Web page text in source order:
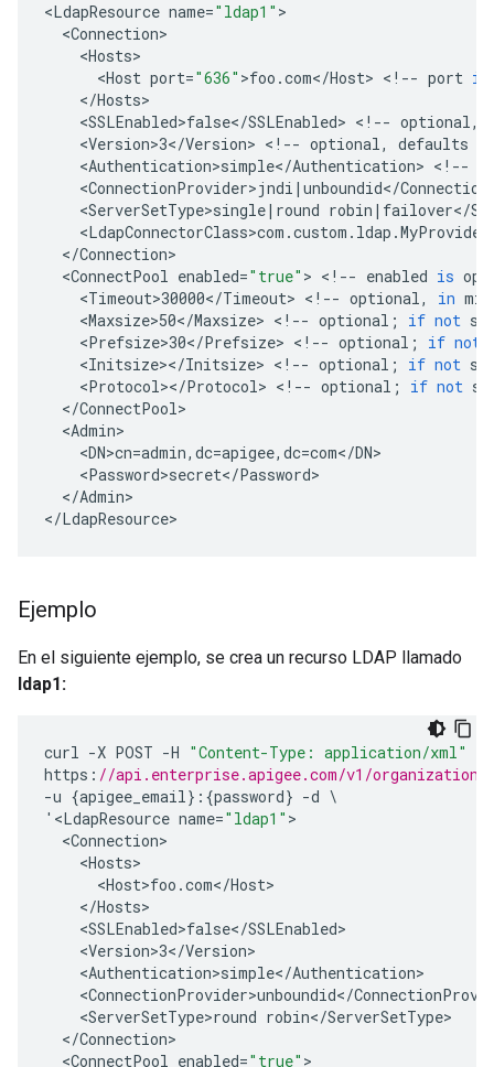
<LdapResource name="ldap1"
<Connection
<Hosts>
<Host port="636" >foo .com</Host> < ! -- port is
</Hosts
<SSLEnabled>false</SSLEnabled> < ! -- optional,
<Version>3</Version> < ! -- optional, defaults
<Authentication>simple</Authentication> < ! --
<ConnectionProvider>jndi | unboundid</
<ServerSetType>single| round robin | failover</
<LdapConnectorClass>com .custom . ldap .MyProvider
</Connection
<ConnectPool enabled="true" > < ! -- enabled is
<Timeout>30000</Timeout> < ! -- optional, in
<Maxsize>50</Maxsize> < ! -- optional ; if not
<Prefsize>30</Prefsize> < ! -- optional ; if not
<Initsize></Initsize> < ! -- optional ; if not
<Protocol></Protocol> < ! -- optional ; if not
</ConnectPool
<Admin
<DN>cn=admin, dc=apigee, dc=com</DN
<Password>secret</Password
</Admin>
</LdapResource>
Ejemplo
En el siguiente ejemplo, se crea un recurso LDAP llamado
ldap1:
curl -X POST -H "Content-Type: application/xml"
https : //api.enterprise.apigee.com/v1/
-u {apigee_email}:{password} -d
' <LdapResource name="ldap1"
<Connection
<Hosts>
<Host>foo .com</Host
</Hosts
<SSLEnabled>false</SSLEnabled
<Version>3</Version>
<Authentication>simple</Authentication>
<ConnectionProvider>unboundid</
<ServerSetType>round robin</ServerSetType
</Connection
<ConnectPool enabled="true" >